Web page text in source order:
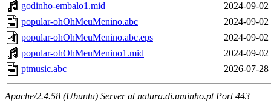
godinho-embalo1.mid
2024-09-02
popular-ohOhMeuMenino.abc
2024-09-02
popular-ohOhMeuMenino.abc.eps
2024-09-02
popular-ohOhMeuMenino1.mid
2024-09-02
ptmusic.abc
2026-07-28
Apache/2.4.58 (Ubuntu) Server at natura.di.uminho.pt Port 443